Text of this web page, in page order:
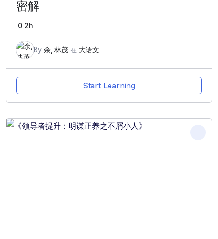
密解
0 2h
By 余, 林茂 在 大语文
Start Learning